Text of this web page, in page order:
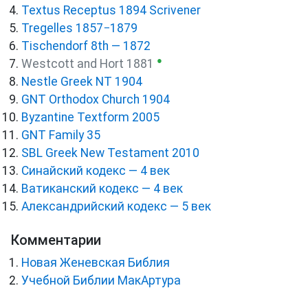
Textus Receptus 1894 Scrivener
Tregelles 1857−1879
Tischendorf 8th — 1872
Westcott and Hort 1881 ●
Nestle Greek NT 1904
GNT Orthodox Church 1904
Byzantine Textform 2005
GNT Family 35
SBL Greek New Testament 2010
Синайский кодекс — 4 век
Ватиканский кодекс — 4 век
Александрийский кодекс — 5 век
Комментарии
Новая Женевская Библия
Учебной Библии МакАртура